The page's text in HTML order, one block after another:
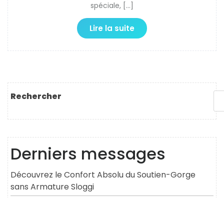
spéciale, […]
Lire la suite
Rechercher
Derniers messages
Découvrez le Confort Absolu du Soutien-Gorge
sans Armature Sloggi